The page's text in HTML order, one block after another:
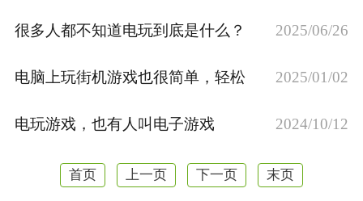
很多人都不知道电玩到底是什么？ 2025/06/26
电脑上玩街机游戏也很简单，轻松 2025/01/02
电玩游戏，也有人叫电子游戏 2024/10/12
首页 上一页 下一页 末页